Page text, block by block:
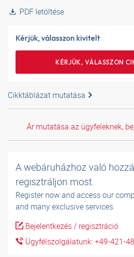
PDF letöltése
Kérjük, válasszon kivitelt
KÉRJÜK, VÁLASSZON
Cikktáblázat mutatása
Ár mutatása az ügyfeleknek,
A webáruházhoz való
regisztráljon most.
Register now and access our
and many exclusive services.
Bejelentkezés / regisztráció
Ügyfélszolgálatunk: +49-421-